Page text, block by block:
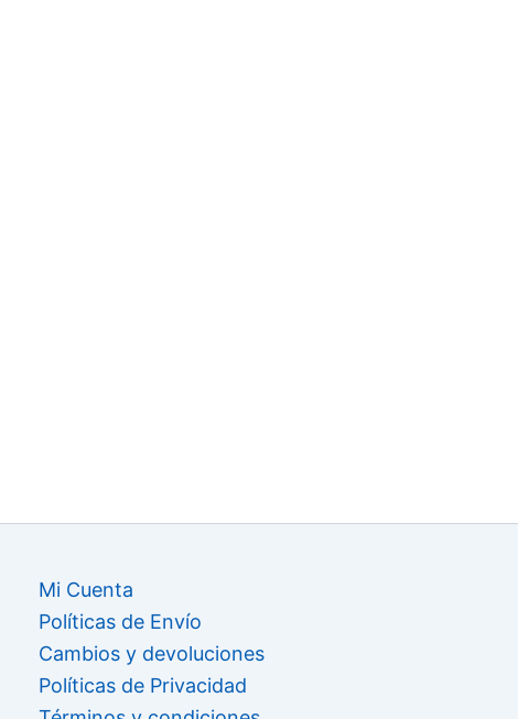
Mi Cuenta
Políticas de Envío
Cambios y devoluciones
Políticas de Privacidad